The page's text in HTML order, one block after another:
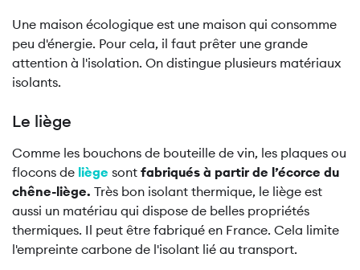
Une maison écologique est une maison qui consomme
peu d'énergie. Pour cela, il faut prêter une grande
attention à l'isolation. On distingue plusieurs matériaux
isolants.
Le liège
Comme les bouchons de bouteille de vin, les plaques ou
flocons de liège sont fabriqués à partir de l’écorce du
chêne-liège. Très bon isolant thermique, le liège est
aussi un matériau qui dispose de belles propriétés
thermiques. Il peut être fabriqué en France. Cela limite
l'empreinte carbone de l'isolant lié au transport.